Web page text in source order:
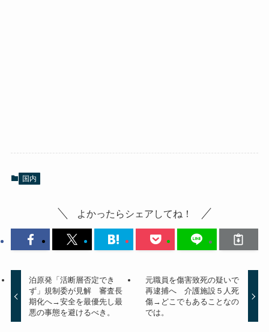
国内
よかったらシェアしてね！
泊原発「活断層否定でき
ず」規制委が見解 審査長
期化へ→安全を最優先し最
悪の事態を避けるべき。
元職員を傷害致死の疑いで
再逮捕へ 介護施設５人死
傷→どこでもあることなの
では。